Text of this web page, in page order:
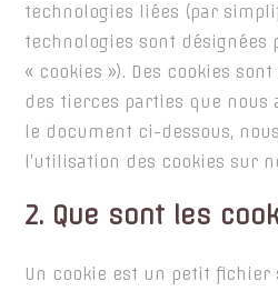
technologies liées (par
technologies sont désignées
« cookies »). Des cookies
des tierces parties que nous
le document ci-dessous,
l’utilisation des cookies sur
2. Que sont les
Un cookie est un petit fichier